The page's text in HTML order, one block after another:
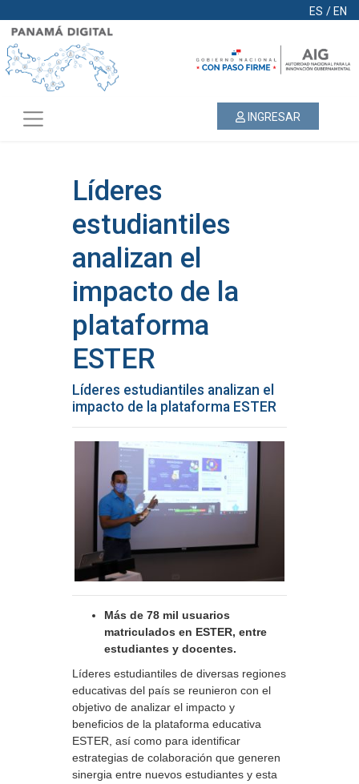
ES / EN
INGRESAR
Líderes
estudiantiles
analizan el
impacto de la
plataforma
ESTER
Líderes estudiantiles analizan el
impacto de la plataforma ESTER
Más de 78 mil usuarios
matriculados en ESTER, entre
estudiantes y docentes.
Líderes estudiantiles de diversas regiones
educativas del país se reunieron con el
objetivo de analizar el impacto y
beneficios de la plataforma educativa
ESTER, así como para identificar
estrategias de colaboración que generen
sinergia entre nuevos estudiantes y esta